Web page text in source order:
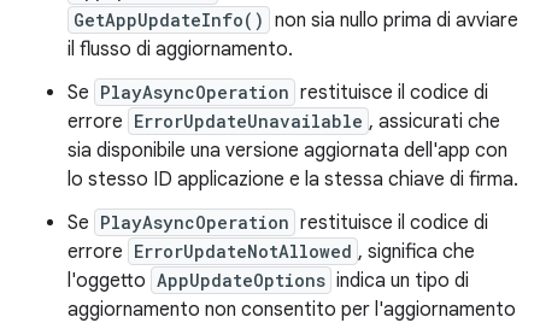
GetAppUpdateInfo() non sia nullo prima di avviare
il flusso di aggiornamento.
Se PlayAsyncOperation restituisce il codice di
errore ErrorUpdateUnavailable , assicurati che
sia disponibile una versione aggiornata dell'app con
lo stesso ID applicazione e la stessa chiave di firma.
Se PlayAsyncOperation restituisce il codice di
errore ErrorUpdateNotAllowed , significa che
l'oggetto AppUpdateOptions indica un tipo di
aggiornamento non consentito per l'aggiornamento